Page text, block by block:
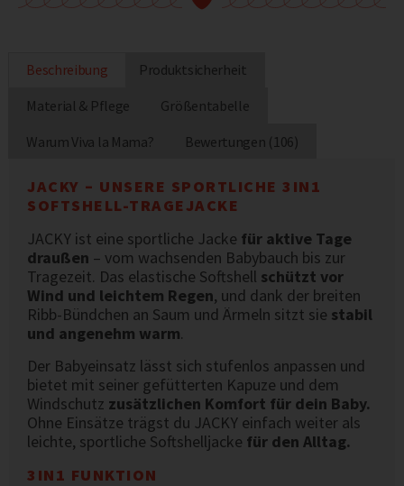
Beschreibung
Produktsicherheit
Material & Pflege
Größentabelle
Warum Viva la Mama?
Bewertungen (106)
JACKY – UNSERE SPORTLICHE 3IN1
SOFTSHELL-TRAGEJACKE
JACKY ist eine sportliche Jacke für aktive Tage
draußen – vom wachsenden Babybauch bis zur
Tragezeit. Das elastische Softshell schützt vor
Wind und leichtem Regen, und dank der breiten
Ribb-Bündchen an Saum und Ärmeln sitzt sie stabil
und angenehm warm.
Der Babyeinsatz lässt sich stufenlos anpassen und
bietet mit seiner gefütterten Kapuze und dem
Windschutz zusätzlichen Komfort für dein Baby.
Ohne Einsätze trägst du JACKY einfach weiter als
leichte, sportliche Softshelljacke für den Alltag.
3IN1 FUNKTION